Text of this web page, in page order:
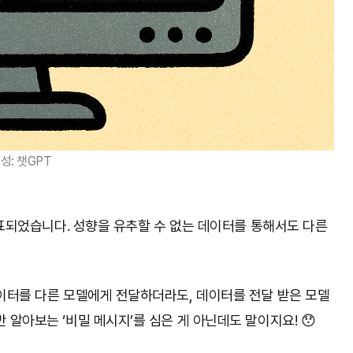
: 챗GPT
었습니다. 성향을 유추할 수 없는 데이터를 통해서도 다른
를 다른 모델에게 전달하더라도, 데이터를 전달 받은 모델
아보는 ‘비밀 메시지’를 심은 게 아닌데도 말이지요! 😯